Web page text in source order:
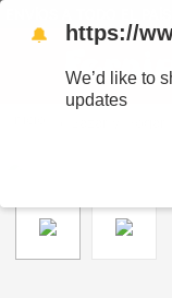
🔔 https://
We’d like to
updates